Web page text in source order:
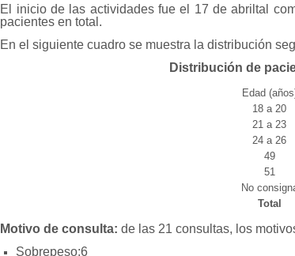
El inicio de las actividades fue el 17 de abriltal
pacientes en total.
En el siguiente cuadro se muestra la distribución
Distribución de
Edad
18 a 20
21 a 23
24 a 26
49
51
No
Total
Motivo de consulta:de las 21 consultas, los
Sobrepeso:6